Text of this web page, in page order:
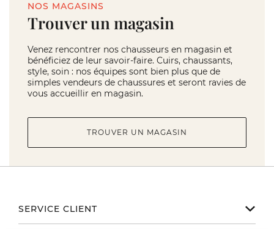
NOS MAGASINS
Trouver un magasin
Venez rencontrer nos chausseurs en magasin et
bénéficiez de leur savoir-faire. Cuirs, chaussants,
style, soin : nos équipes sont bien plus que de
simples vendeurs de chaussures et seront ravies de
vous accueillir en magasin.
TROUVER UN MAGASIN
SERVICE CLIENT